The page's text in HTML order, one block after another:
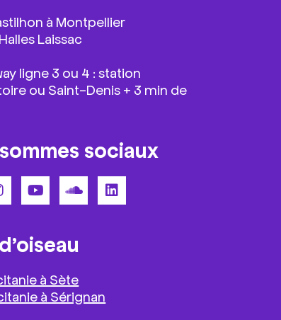
à Montpellier
Laissac
ligne 3 ou 4 : station
ou Saint-Denis + 3 min de
sociaux
à Sète
à Sérignan